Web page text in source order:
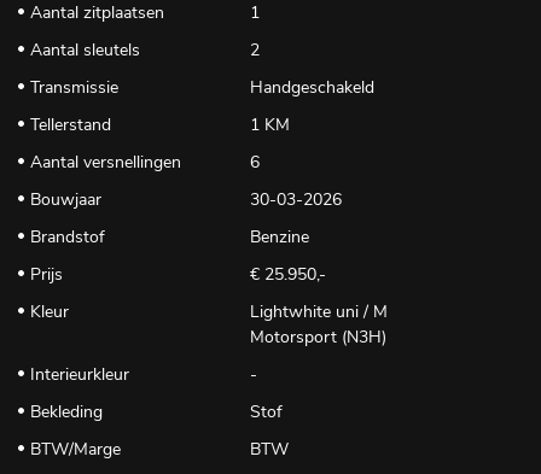
Aantal zitplaatsen
1
Aantal sleutels
2
Transmissie
Handgeschakeld
Tellerstand
1 KM
Aantal versnellingen
6
Bouwjaar
30-03-2026
Brandstof
Benzine
Prijs
€ 25.950,-
Kleur
Lightwhite uni / M
Motorsport (N3H)
Interieurkleur
-
Bekleding
Stof
BTW/Marge
BTW